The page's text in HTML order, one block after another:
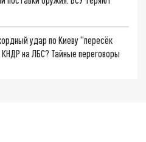
удар по Киеву "пересёк
на ЛБС? Тайные переговоры